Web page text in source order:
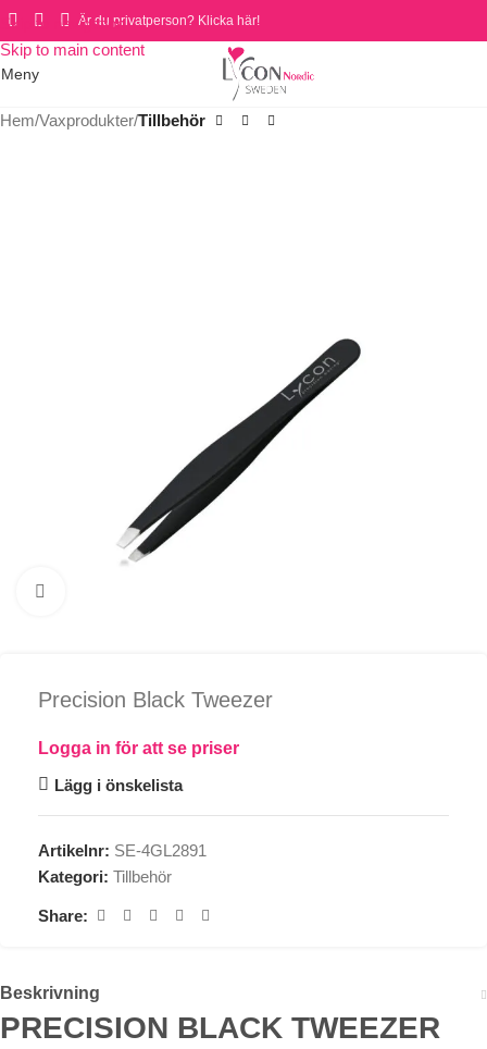
Skip to navigation
Skip to main content
Är du privatperson? Klicka här!
Meny
Hem Vaxprodukter Tillbehör
Precision Black Tweezer
Logga in för att se priser
Lägg i önskelista
Artikelnr: SE-4GL2891
Kategori: Tillbehör
Share:
Beskrivning
PRECISION BLACK TWEEZER